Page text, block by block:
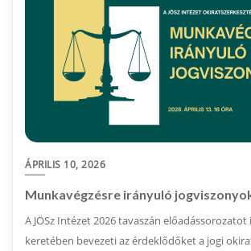
ÁPRILIS 10, 2026
Munkavégzésre irányuló
A JÖSz Intézet 2026 tavaszán
keretében bevezeti az érdeklődőket a jogi